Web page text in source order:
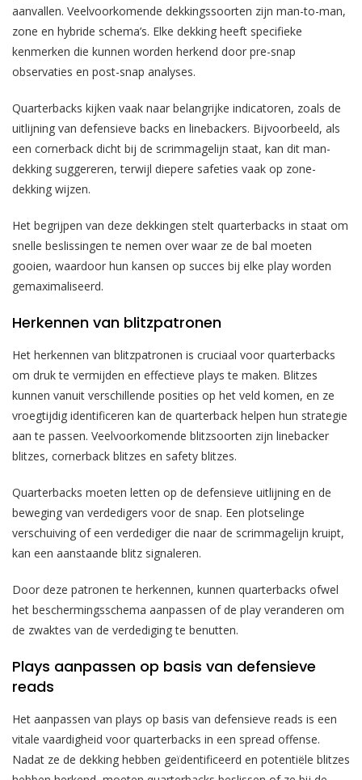
aanvallen. Veelvoorkomende dekkingssoorten zijn man-to-man,
zone en hybride schema’s. Elke dekking heeft specifieke
kenmerken die kunnen worden herkend door pre-snap
observaties en post-snap analyses.
Quarterbacks kijken vaak naar belangrijke indicatoren, zoals de
uitlijning van defensieve backs en linebackers. Bijvoorbeeld, als
een cornerback dicht bij de scrimmagelijn staat, kan dit man-
dekking suggereren, terwijl diepere safeties vaak op zone-
dekking wijzen.
Het begrijpen van deze dekkingen stelt quarterbacks in staat om
snelle beslissingen te nemen over waar ze de bal moeten
gooien, waardoor hun kansen op succes bij elke play worden
gemaximaliseerd.
Herkennen van blitzpatronen
Het herkennen van blitzpatronen is cruciaal voor quarterbacks
om druk te vermijden en effectieve plays te maken. Blitzes
kunnen vanuit verschillende posities op het veld komen, en ze
vroegtijdig identificeren kan de quarterback helpen hun strategie
aan te passen. Veelvoorkomende blitzsoorten zijn linebacker
blitzes, cornerback blitzes en safety blitzes.
Quarterbacks moeten letten op de defensieve uitlijning en de
beweging van verdedigers voor de snap. Een plotselinge
verschuiving of een verdediger die naar de scrimmagelijn kruipt,
kan een aanstaande blitz signaleren.
Door deze patronen te herkennen, kunnen quarterbacks ofwel
het beschermingsschema aanpassen of de play veranderen om
de zwaktes van de verdediging te benutten.
Plays aanpassen op basis van defensieve
reads
Het aanpassen van plays op basis van defensieve reads is een
vitale vaardigheid voor quarterbacks in een spread offense.
Nadat ze de dekking hebben geïdentificeerd en potentiële blitzes